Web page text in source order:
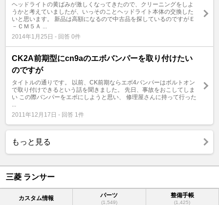
ヘッドライトの黄ばみが激しくなってきたので、クリーニングをしよ
うかと考えていましたが、いっそのことヘッドライト本体の交換した
いと思います。 新品は高額になるので中古品を探しているのですがＥ
－ＣＭ５Ａ ...
2014年1月25日 - 回答 0件
CK2A前期型にcn9aのエボバンパーを取り付けたい
のですが
タイトルの通りです。 以前、CK前期ならエボ4バンパーはボルトオン
で取り付けできるという話を聞きました。 先日、事故をおこしてしま
い この際バンパーをエボにしようと思い、 修理屋さんに持って行った
2011年12月17日 - 回答 1件
もっと見る
三菱 ランサー
カスタム情報 パーツ
(1,549)
整備手帳
(1,425)